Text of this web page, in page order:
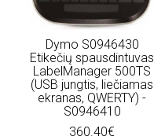
Dymo S0946430
Etikečių spausdintuvas
LabelManager 500TS
(USB jungtis, liečiamas
ekranas, QWERTY) -
S0946410
360.40€